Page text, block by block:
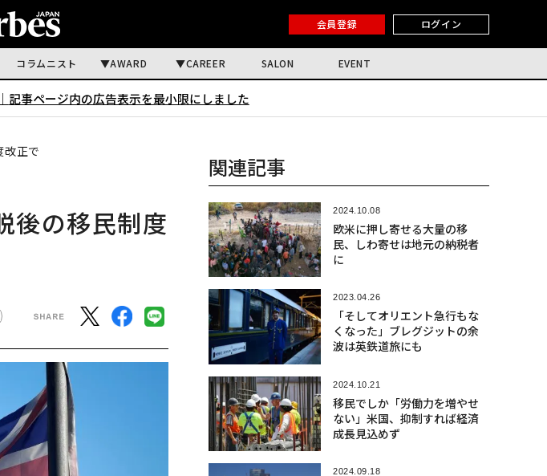
会員登録 ログイン
コラムニスト AWARD CAREER SALON EVENT
記事ページ内の広告表示を最小限にしました
正で
後の移民制度
関連記事
2024.10.08
欧米に押し寄せる大量の移
民、しわ寄せは地元の納税者
に
2023.04.26
「そしてオリエント急行もな
くなった」ブレグジットの余
波は英鉄道旅にも
2024.10.21
移民でしか「労働力を増やせ
ない」米国、抑制すれば経済
成長見込めず
2024.09.18